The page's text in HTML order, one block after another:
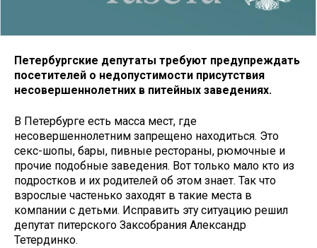
Петербургские депутаты требуют предупреждать
посетителей о недопустимости присутствия
несовершеннолетних в питейных заведениях.
В Петербурге есть масса мест, где
несовершеннолетним запрещено находиться. Это
секс-шопы, бары, пивные рестораны, рюмочные и
прочие подобные заведения. Вот только мало кто из
подростков и их родителей об этом знает. Так что
взрослые частенько заходят в такие места в
компании с детьми. Исправить эту ситуацию решил
депутат питерского Заксобрания Александр
Тетердинко.